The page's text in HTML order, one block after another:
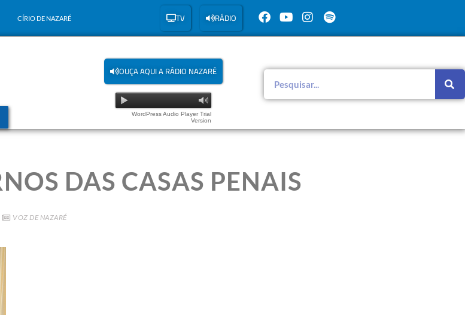
CÍRIO DE NAZARÉ TV RÁDIO
OUÇA AQUI A RÁDIO NAZARÉ
WordPress Audio Player Trial
Version
DAS CASAS PENAIS
VOZ DE NAZARÉ